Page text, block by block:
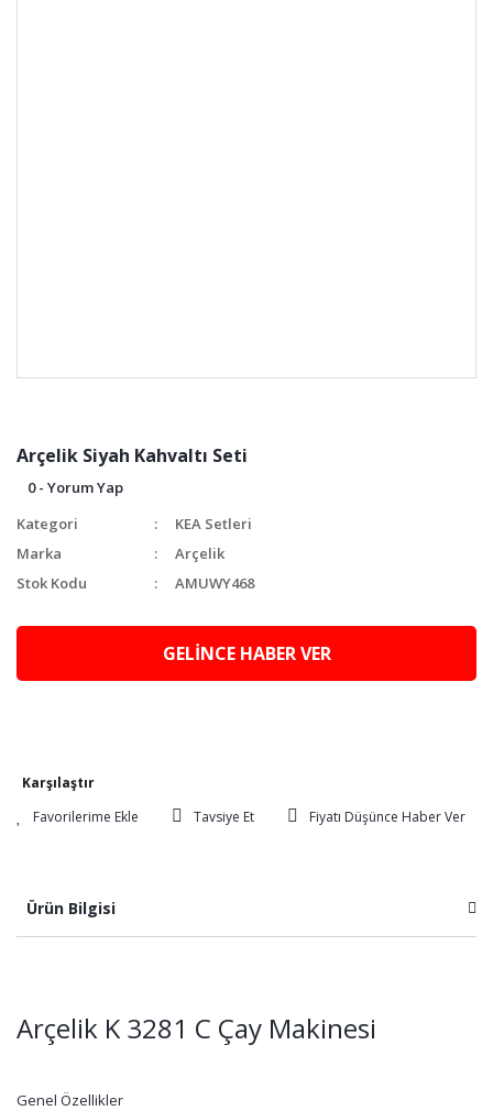
Arçelik Siyah Kahvaltı Seti
0 - Yorum Yap
Kategori
KEA Setleri
Marka
Arçelik
Stok Kodu
AMUWY468
GELİNCE HABER VER
Karşılaştır
Tavsiye Et
Fiyatı Düşünce Haber Ver
Ürün Bilgisi
Arçelik K 3281 C Çay Makinesi
Genel Özellikler